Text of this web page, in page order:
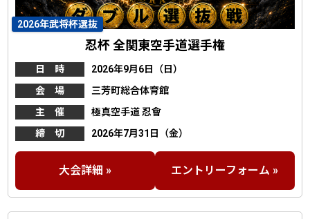
2026年武将杯選抜
忍杯 全関東空手道選手権
日 時
2026年9月6日（日）
会 場
三芳町総合体育館
主 催
極真空手道 忍會
締 切
2026年7月31日（金）
大会詳細 » エントリーフォーム »